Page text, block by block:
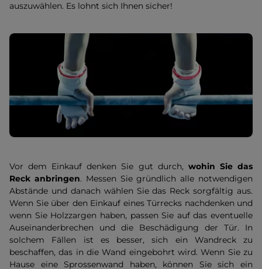
auszuwählen. Es lohnt sich Ihnen sicher!
Vor dem Einkauf denken Sie gut durch, wohin Sie das
Reck anbringen. Messen Sie gründlich alle notwendigen
Abstände und danach wählen Sie das Reck sorgfältig aus.
Wenn Sie über den Einkauf eines Türrecks nachdenken und
wenn Sie Holzzargen haben, passen Sie auf das eventuelle
Auseinanderbrechen und die Beschädigung der Tür. In
solchem Fällen ist es besser, sich ein Wandreck zu
beschaffen, das in die Wand eingebohrt wird. Wenn Sie zu
Hause eine Sprossenwand haben, können Sie sich ein